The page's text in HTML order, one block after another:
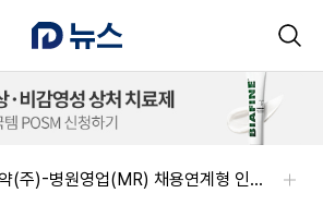
한국오츠카제약(주)-병원영업(MR) 채용연계형 인턴(신입사원) 모집 공고